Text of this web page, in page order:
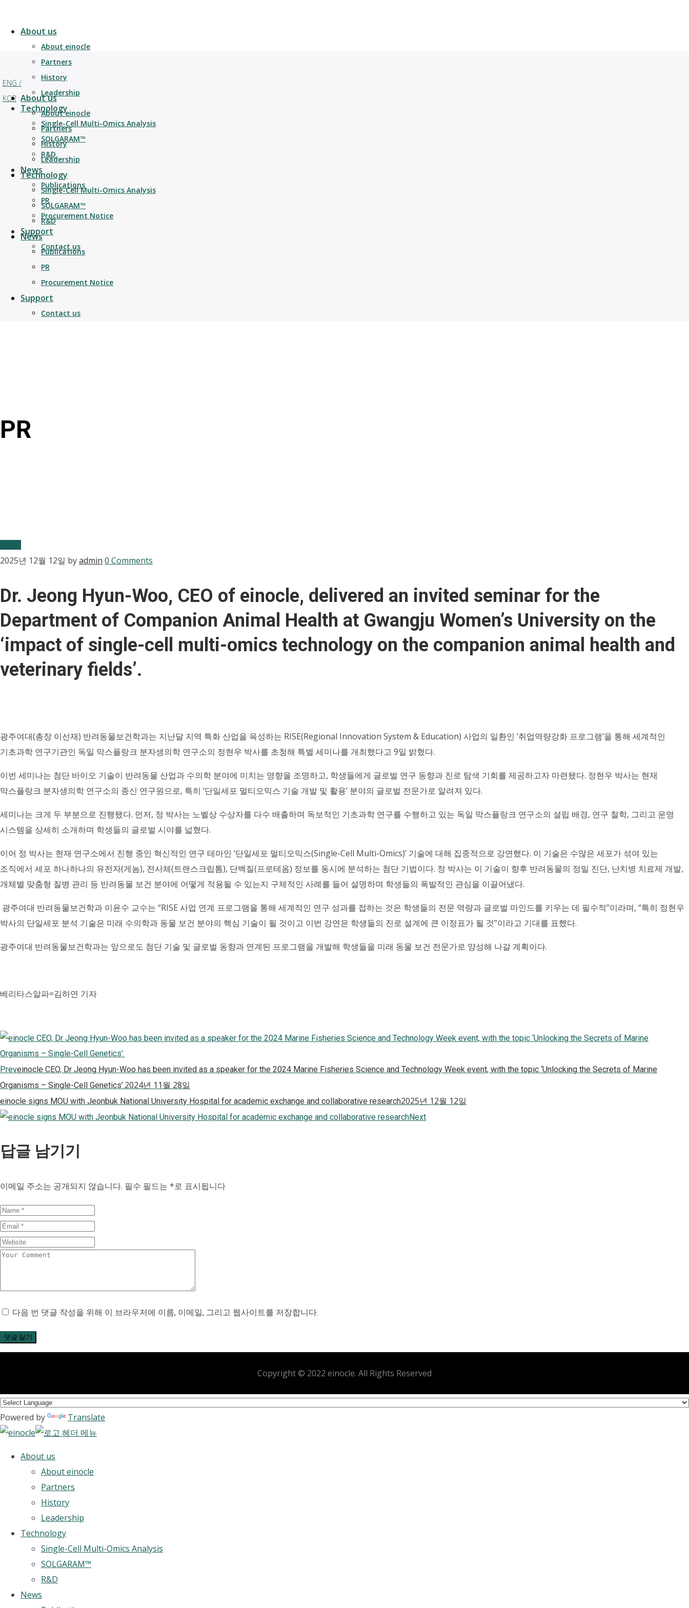
About us
About einocle
Partners
History
Leadership
Technology
Single-Cell Multi-Omics Analysis
SOLGARAM™
R&D
News
Publications
PR
Procurement Notice
Support
Contact us
ENG /
KOR About us
About einocle
Partners
History
Leadership
Technology
Single-Cell Multi-Omics Analysis
SOLGARAM™
R&D
News
Publications
PR
Procurement Notice
Support
Contact us
PR
2025년 12월 12일 byadmin 0 Comments
Dr. Jeong Hyun-Woo, CEO of einocle, delivered an invited seminar for the
Department of Companion Animal Health at Gwangju Women’s University on the
‘impact of single-cell multi-omics technology on the companion animal health and
veterinary fields’.
광주여대(총장 이선재) 반려동물보건학과는 지난달 지역 특화 산업을 육성하는 RISE(Regional Innovation System & Education) 사업의 일환인 ‘취업역량강화 프로그램’을 통해 세계적인
기초과학 연구기관인 독일 막스플랑크 분자생의학 연구소의 정현우 박사를 초청해 특별 세미나를 개최했다고 9일 밝혔다.
이번 세미나는 첨단 바이오 기술이 반려동물 산업과 수의학 분야에 미치는 영향을 조명하고, 학생들에게 글로벌 연구 동향과 진로 탐색 기회를 제공하고자 마련됐다. 정현우 박사는 현재
막스플랑크 분자생의학 연구소의 종신 연구원으로, 특히 ‘단일세포 멀티오믹스 기술 개발 및 활용’ 분야의 글로벌 전문가로 알려져 있다.
세미나는 크게 두 부분으로 진행됐다. 먼저, 정 박사는 노벨상 수상자를 다수 배출하며 독보적인 기초과학 연구를 수행하고 있는 독일 막스플랑크 연구소의 설립 배경, 연구 철학, 그리고 운영
시스템을 상세히 소개하며 학생들의 글로벌 시야를 넓혔다.
이어 정 박사는 현재 연구소에서 진행 중인 혁신적인 연구 테마인 ‘단일세포 멀티오믹스(Single-Cell Multi-Omics)’ 기술에 대해 집중적으로 강연했다. 이 기술은 수많은 세포가 섞여 있는
조직에서 세포 하나하나의 유전자(게놈), 전사체(트랜스크립톰), 단백질(프로테옴) 정보를 동시에 분석하는 첨단 기법이다. 정 박사는 이 기술이 향후 반려동물의 정밀 진단, 난치병 치료제 개발,
개체별 맞춤형 질병 관리 등 반려동물 보건 분야에 어떻게 적용될 수 있는지 구체적인 사례를 들어 설명하며 학생들의 폭발적인 관심을 이끌어냈다.
광주여대 반려동물보건학과 이윤수 교수는 “RISE 사업 연계 프로그램을 통해 세계적인 연구 성과를 접하는 것은 학생들의 전문 역량과 글로벌 마인드를 키우는 데 필수적”이라며, “특히 정현우
박사의 단일세포 분석 기술은 미래 수의학과 동물 보건 분야의 핵심 기술이 될 것이고 이번 강연은 학생들의 진로 설계에 큰 이정표가 될 것”이라고 기대를 표했다.
광주여대 반려동물보건학과는 앞으로도 첨단 기술 및 글로벌 동향과 연계된 프로그램을 개발해 학생들을 미래 동물 보건 전문가로 양성해 나갈 계획이다.
베리타스알파=김하연 기자
Preveinocle CEO, Dr Jeong Hyun-Woo has been invited as a speaker for the 2024 Marine Fisheries Science and Technology Week event, with the topic ‘Unlocking the Secrets of Marine
Organisms – Single-Cell Genetics’.2024년 11월 28일
einocle signs MOU with Jeonbuk National University Hospital for academic exchange and collaborative research2025년 12월 12일
Next
답글 남기기
이메일 주소는 공개되지 않습니다. 필수 필드는 *로 표시됩니다
다음 번 댓글 작성을 위해 이 브라우저에 이름, 이메일, 그리고 웹사이트를 저장합니다.
Copyright © 2022 einocle. All Rights Reserved
Powered by Translate
About us
About einocle
Partners
History
Leadership
Technology
Single-Cell Multi-Omics Analysis
SOLGARAM™
R&D
News